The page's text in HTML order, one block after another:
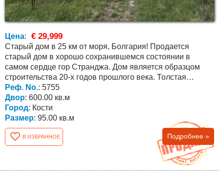
Цена: € 29,999
Старый дом в 25 км от моря, Болгария! Продается
старый дом в хорошо сохранившемся состоянии в
самом сердце гор Странджа. Дом является образцом
строительства 20-х годов прошлого века. Толстая
каменная...
Реф. No.: 5755
Двор: 600.00 кв.м
Город: Кости
Размер: 95.00 кв.м
В ИЗБРАННОЕ Подробнее »